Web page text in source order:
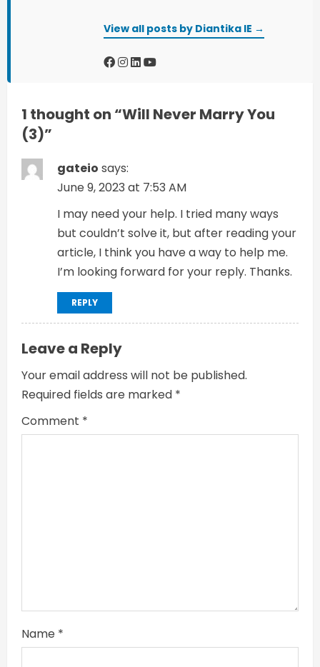
i
n
g
View all posts by Diantika IE →
1 thought on “Will Never Marry You
(3)”
gateio says:
June 9, 2023 at 7:53 AM
I may need your help. I tried many ways
but couldn’t solve it, but after reading your
article, I think you have a way to help me.
I’m looking forward for your reply. Thanks.
REPLY
Leave a Reply
Your email address will not be published.
Required fields are marked *
Comment *
Name *